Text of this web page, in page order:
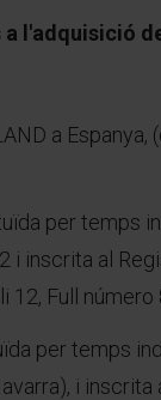
l'adquisició
a Espanya,
per temps
i inscrita al
Full número
per temps
i